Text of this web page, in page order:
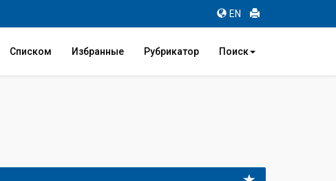
EN
Списком Избранные Рубрикатор Поиск